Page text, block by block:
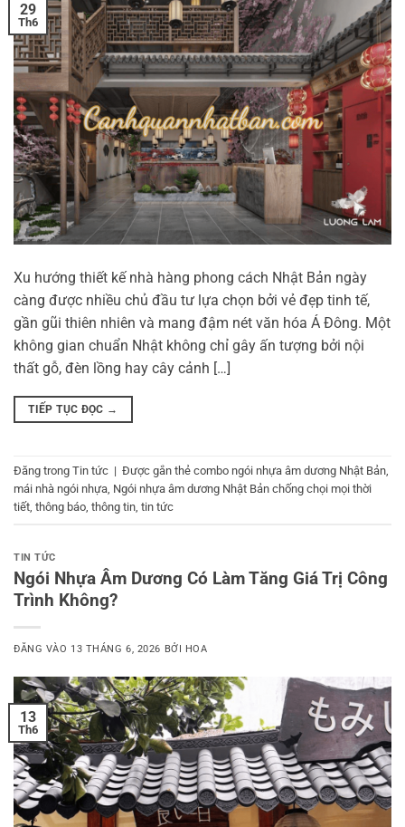
29
Th6
Xu hướng thiết kế nhà hàng phong cách Nhật Bản ngày
càng được nhiều chủ đầu tư lựa chọn bởi vẻ đẹp tinh tế,
gần gũi thiên nhiên và mang đậm nét văn hóa Á Đông. Một
không gian chuẩn Nhật không chỉ gây ấn tượng bởi nội
thất gỗ, đèn lồng hay cây cảnh […]
TIẾP TỤC ĐỌC →
Đăng trong Tin tức | Được gắn thẻ combo ngói nhựa âm dương Nhật Bản,
mái nhà ngói nhựa, Ngói nhựa âm dương Nhật Bản chống chọi mọi thời
tiết, thông báo, thông tin, tin tức
TIN TỨC
Ngói Nhựa Âm Dương Có Làm Tăng Giá Trị Công
Trình Không?
ĐĂNG VÀO 13 THÁNG 6, 2026 BỞI HOA
13
Th6